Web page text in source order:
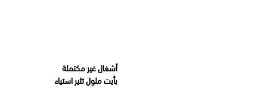
أشغال غير مكتملة
بأيت ملول تثير استياء